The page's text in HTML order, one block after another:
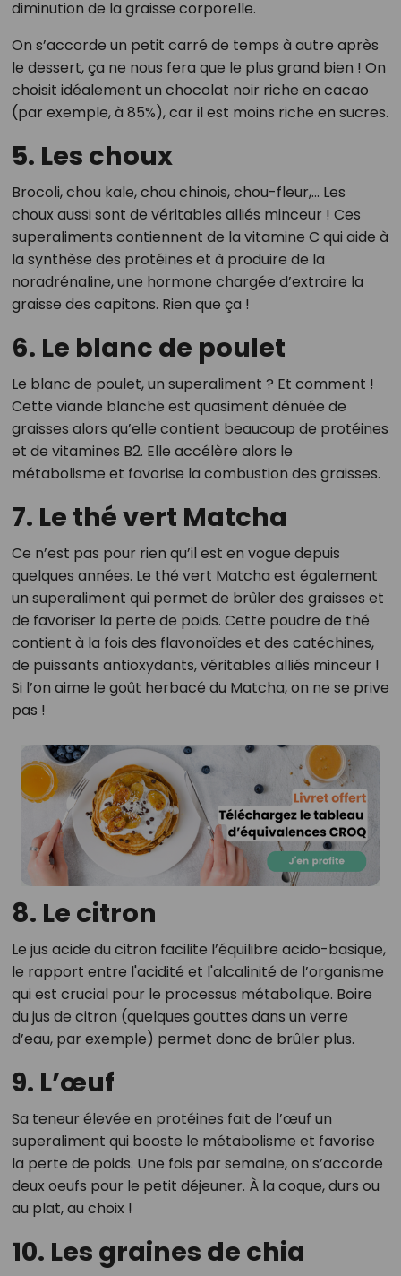
diminution de la graisse corporelle.
On s’accorde un petit carré de temps à autre après
le dessert, ça ne nous fera que le plus grand bien ! On
choisit idéalement un chocolat noir riche en cacao
(par exemple, à 85%), car il est moins riche en sucres.
5. Les choux
Brocoli, chou kale, chou chinois, chou-fleur,... Les
choux aussi sont de véritables alliés minceur ! Ces
superaliments contiennent de la vitamine C qui aide à
la synthèse des protéines et à produire de la
noradrénaline, une hormone chargée d’extraire la
graisse des capitons. Rien que ça !
6. Le blanc de poulet
Le blanc de poulet, un superaliment ? Et comment !
Cette viande blanche est quasiment dénuée de
graisses alors qu’elle contient beaucoup de protéines
et de vitamines B2. Elle accélère alors le
métabolisme et favorise la combustion des graisses.
7. Le thé vert Matcha
Ce n’est pas pour rien qu’il est en vogue depuis
quelques années. Le thé vert Matcha est également
un superaliment qui permet de brûler des graisses et
de favoriser la perte de poids. Cette poudre de thé
contient à la fois des flavonoïdes et des catéchines,
de puissants antioxydants, véritables alliés minceur !
Si l’on aime le goût herbacé du Matcha, on ne se prive
pas !
8. Le citron
Le jus acide du citron facilite l’équilibre acido-basique,
le rapport entre l'acidité et l'alcalinité de l’organisme
qui est crucial pour le processus métabolique. Boire
du jus de citron (quelques gouttes dans un verre
d’eau, par exemple) permet donc de brûler plus.
9. L’œuf
Sa teneur élevée en protéines fait de l’œuf un
superaliment qui booste le métabolisme et favorise
la perte de poids. Une fois par semaine, on s’accorde
deux oeufs pour le petit déjeuner. À la coque, durs ou
au plat, au choix !
10. Les graines de chia